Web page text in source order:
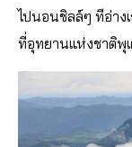
ไปนอนชิลล์ๆ ทีอ่าง
ที่อุทยานแห่งชาติพุ